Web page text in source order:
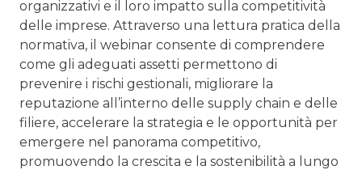
organizzativi e il loro impatto sulla competitività
delle imprese. Attraverso una lettura pratica della
normativa, il webinar consente di comprendere
come gli adeguati assetti permettono di
prevenire i rischi gestionali, migliorare la
reputazione all’interno delle supply chain e delle
filiere, accelerare la strategia e le opportunità per
emergere nel panorama competitivo,
promuovendo la crescita e la sostenibilità a lungo